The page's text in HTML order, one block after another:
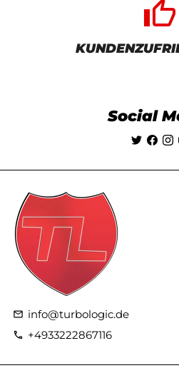
thumb_up_alt
Social
email info@turbologic.de
phone +4933222867116